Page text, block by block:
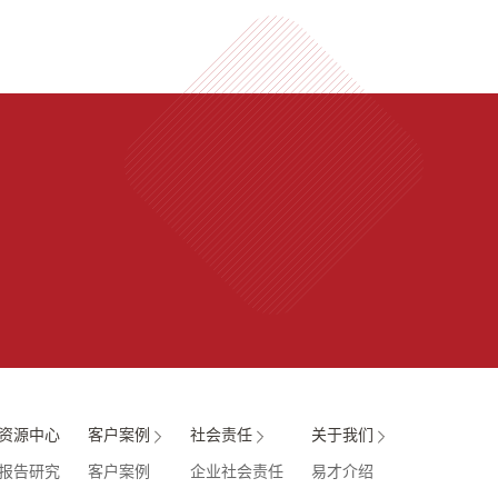
源中心
告研究
客户案例
客户案例
社会责任
企业社会责任
关于我们
易才介绍